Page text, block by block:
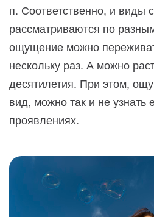
п. Соответственно, и виды
рассматриваются по
ощущение можно
нескольку раз. А можно
десятилетия. При этом,
вид, можно так и не узнать
проявлениях.